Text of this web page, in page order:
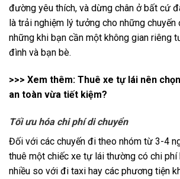
đường yêu thích, và dừng chân ở bất cứ
là trải nghiệm lý tưởng cho những chuyến
những khi bạn cần một không gian riêng
đình và bạn bè.
>>> Xem thêm: Thuê xe tự lái nên
an toàn vừa tiết kiệm?
Tối ưu hóa chi phí di chuyển
Đối với các chuyến đi theo nhóm từ 3-4
thuê một chiếc xe tự lái thường có chi phí
nhiều so với đi taxi hay các phương tiện